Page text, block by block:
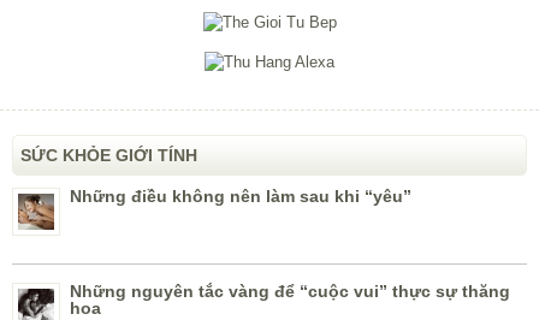
SỨC KHỎE GIỚI TÍNH
Những điều không nên làm sau khi “yêu”
Những nguyên tắc vàng để “cuộc vui” thực sự thăng
hoa